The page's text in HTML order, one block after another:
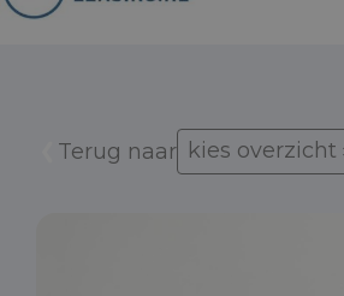
Terug naar kies overzicht